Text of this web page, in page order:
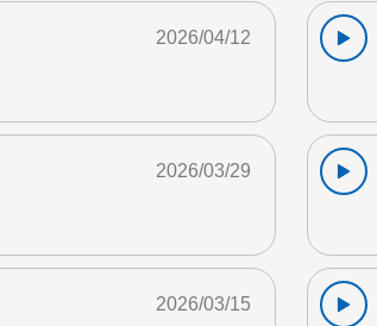
2026/04/12
2026/03/29
2026/03/15